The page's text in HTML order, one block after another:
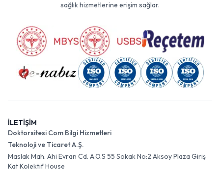
sağlık hizmetlerine erişim sağlar.
İLETİŞİM
Doktorsitesi Com Bilgi Hizmetleri
Teknoloji ve Ticaret A.Ş.
Maslak Mah. Ahi Evran Cd. A.O.S 55 Sokak No:2 Aksoy Plaza Giriş
Kat Kolektif House